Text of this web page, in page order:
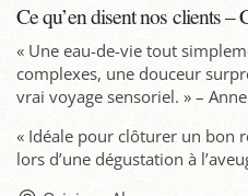
Ce qu’en disent nos clients –
« Une eau-de-vie tout
complexes, une douceur
vrai voyage sensoriel. » –
« Idéale pour clôturer un bon
lors d’une dégustation à